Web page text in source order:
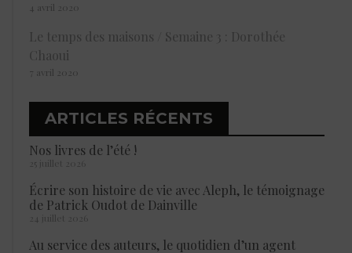
4 avril 2020
Le temps des maisons / Semaine 3 : Dorothée
Chaoui
7 avril 2020
ARTICLES RÉCENTS
Nos livres de l’été !
25 juillet 2026
Écrire son histoire de vie avec Aleph, le témoignage
de Patrick Oudot de Dainville
24 juillet 2026
Au service des auteurs, le quotidien d’un agent